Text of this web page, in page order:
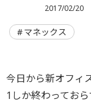
2017/02/20
マネックス
今日から新オフィ
1しか終わってお